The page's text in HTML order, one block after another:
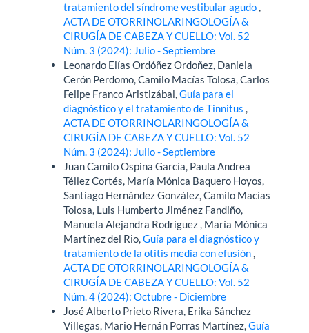
tratamiento del síndrome vestibular agudo,
ACTA DE OTORRINOLARINGOLOGÍA &
CIRUGÍA DE CABEZA Y CUELLO: Vol. 52
Núm. 3 (2024): Julio - Septiembre
Leonardo Elías Ordóñez Ordoñez, Daniela
Cerón Perdomo, Camilo Macías Tolosa, Carlos
Felipe Franco Aristizábal,Guía para el
diagnóstico y el tratamiento de Tinnitus,
ACTA DE OTORRINOLARINGOLOGÍA &
CIRUGÍA DE CABEZA Y CUELLO: Vol. 52
Núm. 3 (2024): Julio - Septiembre
Juan Camilo Ospina García, Paula Andrea
Téllez Cortés, María Mónica Baquero Hoyos,
Santiago Hernández González, Camilo Macías
Tolosa, Luis Humberto Jiménez Fandiño,
Manuela Alejandra Rodríguez , María Mónica
Martínez del Rio,Guía para el diagnóstico y
tratamiento de la otitis media con efusión,
ACTA DE OTORRINOLARINGOLOGÍA &
CIRUGÍA DE CABEZA Y CUELLO: Vol. 52
Núm. 4 (2024): Octubre - Diciembre
José Alberto Prieto Rivera, Erika Sánchez
Villegas, Mario Hernán Porras Martínez,Guía